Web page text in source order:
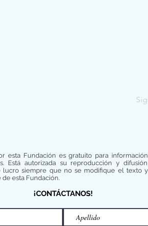
esta Fundación es gratuito para
Está autorizada su reproducción y
lucro siempre que no se modifique el texto y
esta Fundación.
¡CONTÁCTANOS!